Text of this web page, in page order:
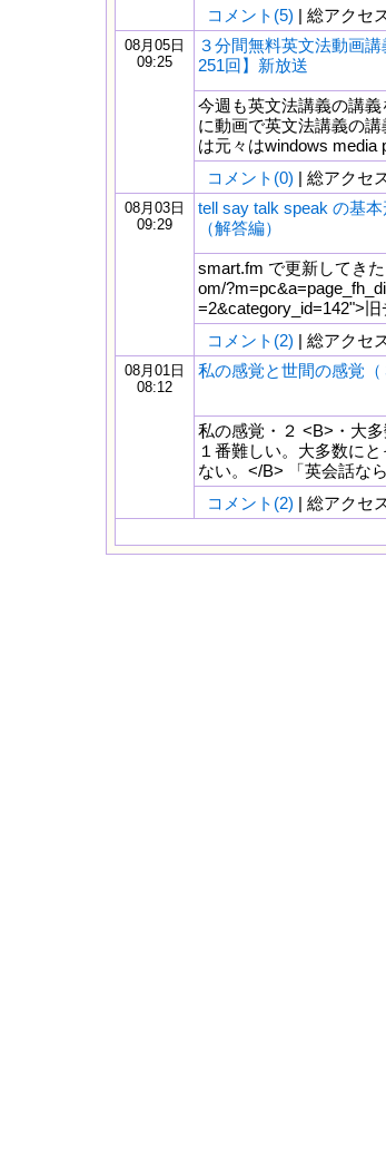
コメント(5) | 総アクセ
08月05日
09:25
３分間無料英文法動画講
251回】新放送
今週も英文法講義の講
に動画で英文法講義の
は元々はwindows media
コメント(0) | 総アクセ
08月03日
09:29
tell say talk speak の基
（解答編）
smart.fm で更新してき
om/
=2&category_id=142">
コメント(2) | 総アクセ
08月01日
08:12
私の感覚と世間の感覚（
私の感覚・２ <B>・大
１番難しい。大多数に
ない。</B> 「英会話な
コメント(2) | 総アクセ